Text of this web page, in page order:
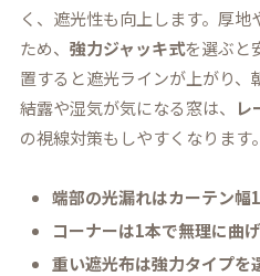
く、遮光性も向上します。厚地
ため、強力ジャッキ式を選ぶと
置すると遮光ラインが上がり、
結露や湿気が気になる窓は、
レ
の視線対策もしやすくなります。
端部の光漏れはカーテン幅
コーナーは1本で無理に曲
重い遮光布は強力タイプを